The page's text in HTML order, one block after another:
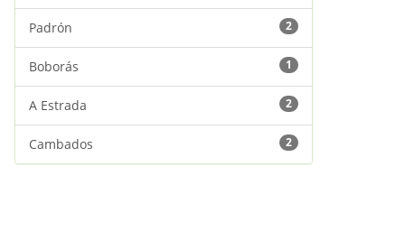
Padrón 2
Boborás 1
A Estrada 2
Cambados 2